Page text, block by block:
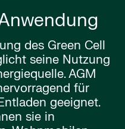
des Green Cell
seine Nutzung
AGM
für
geeignet.
sie in